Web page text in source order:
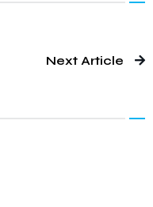
Next Article